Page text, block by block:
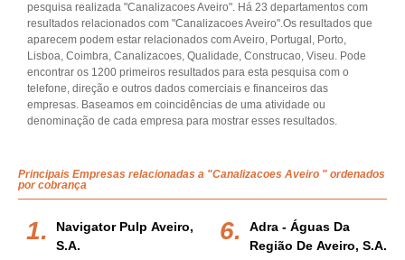
pesquisa realizada "Canalizacoes Aveiro". Há 23 departamentos com
resultados relacionados com "Canalizacoes Aveiro".Os resultados que
aparecem podem estar relacionados com Aveiro, Portugal, Porto,
Lisboa, Coimbra, Canalizacoes, Qualidade, Construcao, Viseu. Pode
encontrar os 1200 primeiros resultados para esta pesquisa com o
telefone, direção e outros dados comerciais e financeiros das
empresas. Baseamos em coincidências de uma atividade ou
denominação de cada empresa para mostrar esses resultados.
Principais Empresas relacionadas a "Canalizacoes Aveiro " ordenados
por cobrança
Navigator Pulp Aveiro,
S.a.
Adra - Águas Da
Região De Aveiro, S.a.